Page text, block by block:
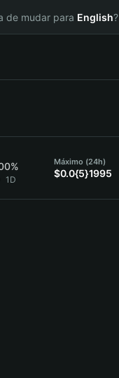
de mudar para English?
1D
Máximo (24h)
$0.0{5}1995